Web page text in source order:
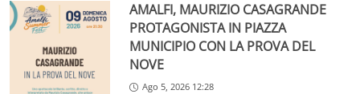
AMALFI, MAURIZIO CASAGRANDE
PROTAGONISTA IN PIAZZA
MUNICIPIO CON LA PROVA DEL
NOVE
Ago 5, 2026 12:28